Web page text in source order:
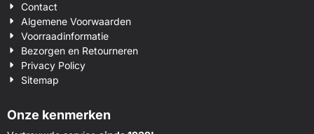
Contact
Algemene Voorwaarden
Voorraadinformatie
Bezorgen en Retourneren
Privacy Policy
Sitemap
Onze kenmerken